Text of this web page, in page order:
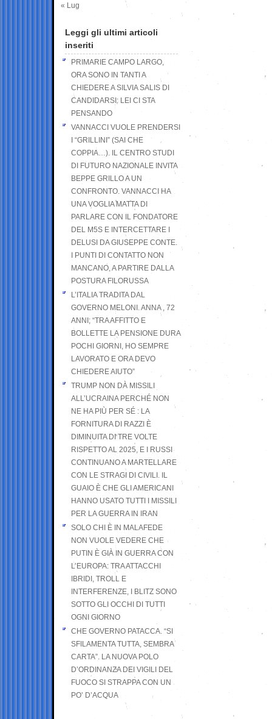
« Lug
Leggi gli ultimi articoli
inseriti
PRIMARIE CAMPO LARGO,
ORA SONO IN TANTI A
CHIEDERE A SILVIA SALIS DI
CANDIDARSI: LEI CI STA
PENSANDO
VANNACCI VUOLE PRENDERSI
I “GRILLINI” (SAI CHE
COPPIA…). IL CENTRO STUDI
DI FUTURO NAZIONALE INVITA
BEPPE GRILLO A UN
CONFRONTO. VANNACCI HA
UNA VOGLIA MATTA DI
PARLARE CON IL FONDATORE
DEL M5S E INTERCETTARE I
DELUSI DA GIUSEPPE CONTE.
I PUNTI DI CONTATTO NON
MANCANO, A PARTIRE DALLA
POSTURA FILORUSSA
L’ITALIA TRADITA DAL
GOVERNO MELONI. ANNA , 72
ANNI; “TRA AFFITTO E
BOLLETTE LA PENSIONE DURA
POCHI GIORNI, HO SEMPRE
LAVORATO E ORA DEVO
CHIEDERE AIUTO”
TRUMP NON DÀ MISSILI
ALL’UCRAINA PERCHÉ NON
NE HA PIÙ PER SÉ : LA
FORNITURA DI RAZZI È
DIMINUITA DI TRE VOLTE
RISPETTO AL 2025, E I RUSSI
CONTINUANO A MARTELLARE
CON LE STRAGI DI CIVILI. IL
GUAIO È CHE GLI AMERICANI
HANNO USATO TUTTI I MISSILI
PER LA GUERRA IN IRAN
SOLO CHI È IN MALAFEDE
NON VUOLE VEDERE CHE
PUTIN È GIÀ IN GUERRA CON
L’EUROPA: TRA ATTACCHI
IBRIDI, TROLL E
INTERFERENZE, I BLITZ SONO
SOTTO GLI OCCHI DI TUTTI
OGNI GIORNO
CHE GOVERNO PATACCA. “SI
SFILAMENTA TUTTA, SEMBRA
CARTA”. LA NUOVA POLO
D’ORDINANZA DEI VIGILI DEL
FUOCO SI STRAPPA CON UN
PO’ D’ACQUA